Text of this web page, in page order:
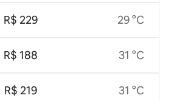
R$ 229
R$ 188
R$ 219
29 °C
31 °C
31 °C